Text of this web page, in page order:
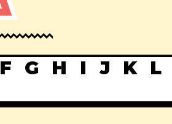
F G H I J K L